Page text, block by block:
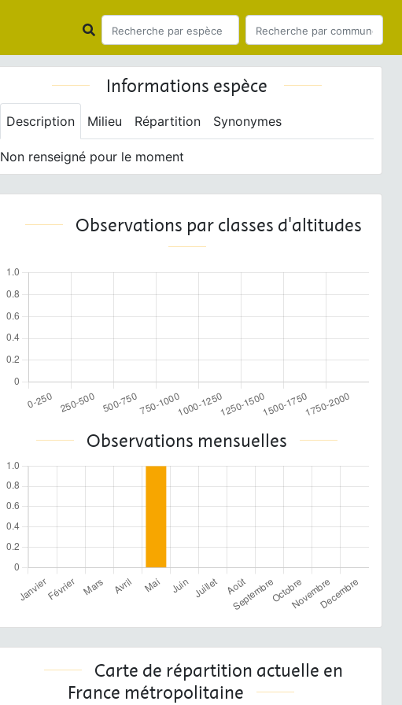
Informations espèce
Description Milieu Répartition Synonymes
Non renseigné pour le moment
Observations par classes d'altitudes
Observations mensuelles
Carte de répartition actuelle en
France métropolitaine